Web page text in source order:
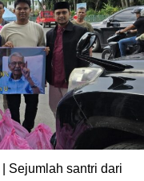
| Sejumlah santri dari